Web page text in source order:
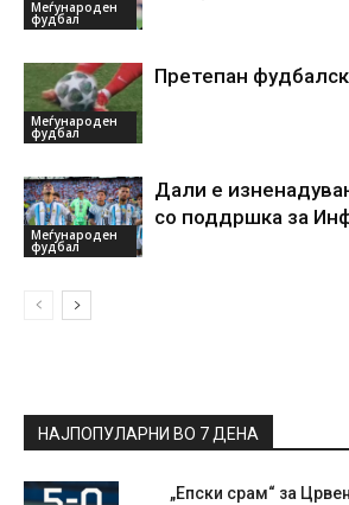
Меѓународен
фудбал
Меѓународен
фудбал
Претепан
Меѓународен
фудбал
Дали е
со поддршка за
НАЈПОПУЛАРНИ ВО 7 ДЕНА
„Епски срам“ за